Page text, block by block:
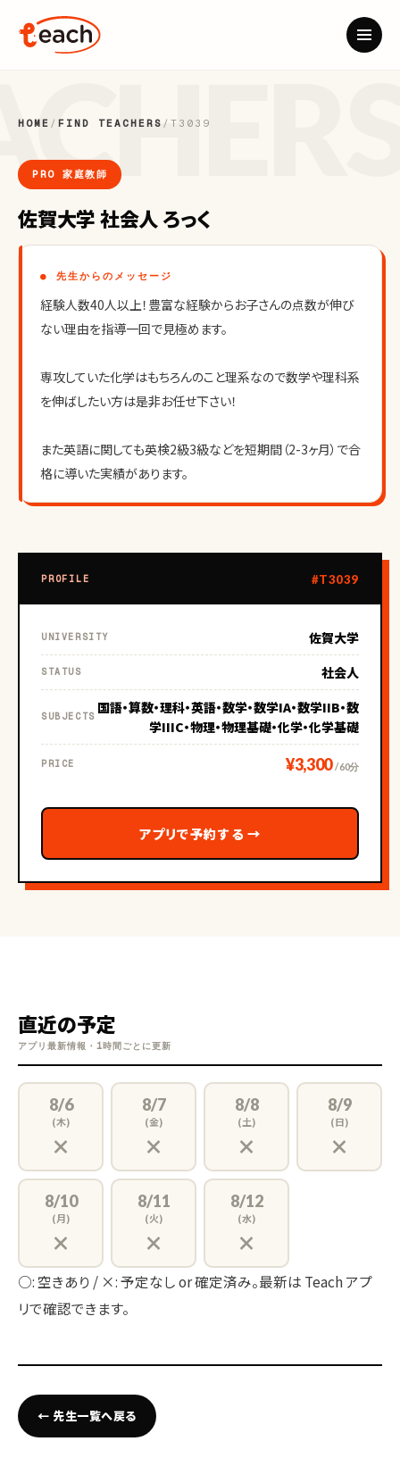
HOME / FIND TEACHERS / T3039
PRO 家庭教師
佐賀大学 社会人 ろっく
● 先生からのメッセージ
経験人数40人以上！豊富な経験からお子さんの点数が伸び
ない理由を指導一回で見極めます。
専攻していた化学はもちろんのこと理系なので数学や理科系
を伸ばしたい方は是非お任せ下さい！
また英語に関しても英検2級3級などを短期間（2-3ヶ月）で合
格に導いた実績があります。
PROFILE #T3039
UNIVERSITY 佐賀大学
STATUS 社会人
SUBJECTS
国語・算数・理科・英語・数学・数学IA・数学IIB・数
学IIIC・物理・物理基礎・化学・化学基礎
PRICE ¥3,300 / 60分
アプリで予約する →
直近の予定
アプリ最新情報・1時間ごとに更新
8/6
(木)
×
8/7
(金)
×
8/8
(土)
×
8/9
(日)
×
8/10
(月)
×
8/11
(火)
×
8/12
(水)
×
○: 空きあり / ×: 予定なし or 確定済み。最新は Teach アプ
リで確認できます。
← 先生一覧へ戻る